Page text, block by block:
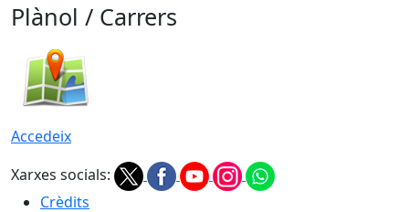
Plànol / Carrers
Accedeix
Xarxes socials:
Crèdits